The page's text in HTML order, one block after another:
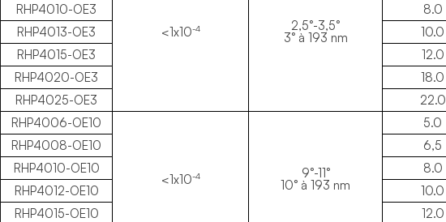
<1x10-4 2,5°-3,5°
3° à 193 nm
RHP4010-OE3
8.0
RHP4013-OE3
10.0
RHP4015-OE3
12.0
RHP4020-OE3
18.0
RHP4025-OE3
22.0
RHP4006-OE10
<1x10-4 9°-11°
10° à 193 nm
5.0
RHP4008-OE10
6,5
RHP4010-OE10
8.0
RHP4012-OE10
10.0
RHP4015-OE10
12.0